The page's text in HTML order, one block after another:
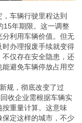
车辆行驶里程达到
15年期限。这一调整
利用车辆价值。但无
办理报废手续就变得
仅存在安全隐患，还
避免车辆停放占用空
规，彻底改变了过
收企业需根据车辆实
按重量计算。这意味
定这样的城市，不少